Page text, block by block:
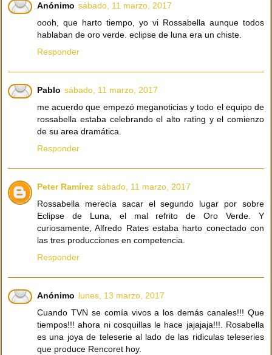
Anónimo sábado, 11 marzo, 2017
oooh, que harto tiempo, yo vi Rossabella aunque todos
hablaban de oro verde. eclipse de luna era un chiste.
Responder
Pablo sábado, 11 marzo, 2017
me acuerdo que empezó meganoticias y todo el equipo de
rossabella estaba celebrando el alto rating y el comienzo
de su area dramática.
Responder
Peter Ramírez sábado, 11 marzo, 2017
Rossabella merecía sacar el segundo lugar por sobre
Eclipse de Luna, el mal refrito de Oro Verde. Y
curiosamente, Alfredo Rates estaba harto conectado con
las tres producciones en competencia.
Responder
Anónimo lunes, 13 marzo, 2017
Cuando TVN se comía vivos a los demás canales!!! Que
tiempos!!! ahora ni cosquillas le hace jajajaja!!!. Rosabella
es una joya de teleserie al lado de las ridiculas teleseries
que produce Rencoret hoy.